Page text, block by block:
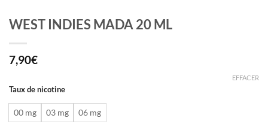
WEST INDIES MADA 20 ML
7,90€
Taux de nicotine
00 mg 03 mg 06 mg
EFFACER